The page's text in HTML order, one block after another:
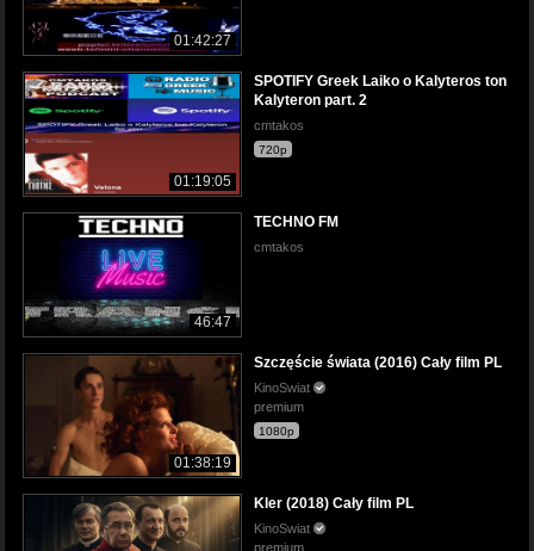
01:42:27
01:19:05
SPOTIFY Greek Laiko o Kalyteros ton
Kalyteron part. 2
cmtakos
720p
46:47
TECHNO FM
cmtakos
01:38:19
Szczęście świata (2016) Cały film PL
KinoSwiat
premium
1080p
Kler (2018) Cały film PL
KinoSwiat
premium